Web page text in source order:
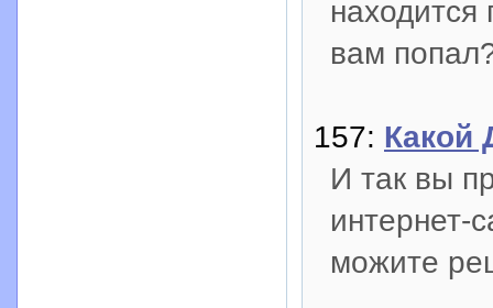
находится
вам
157: Какой
И так вы
интернет-
можите